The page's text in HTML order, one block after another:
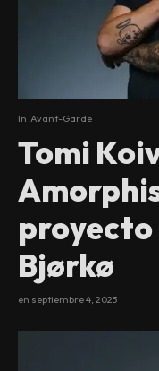
In Avant-Garde
Tomi
Bjørkø
en septiembre 4, 2023